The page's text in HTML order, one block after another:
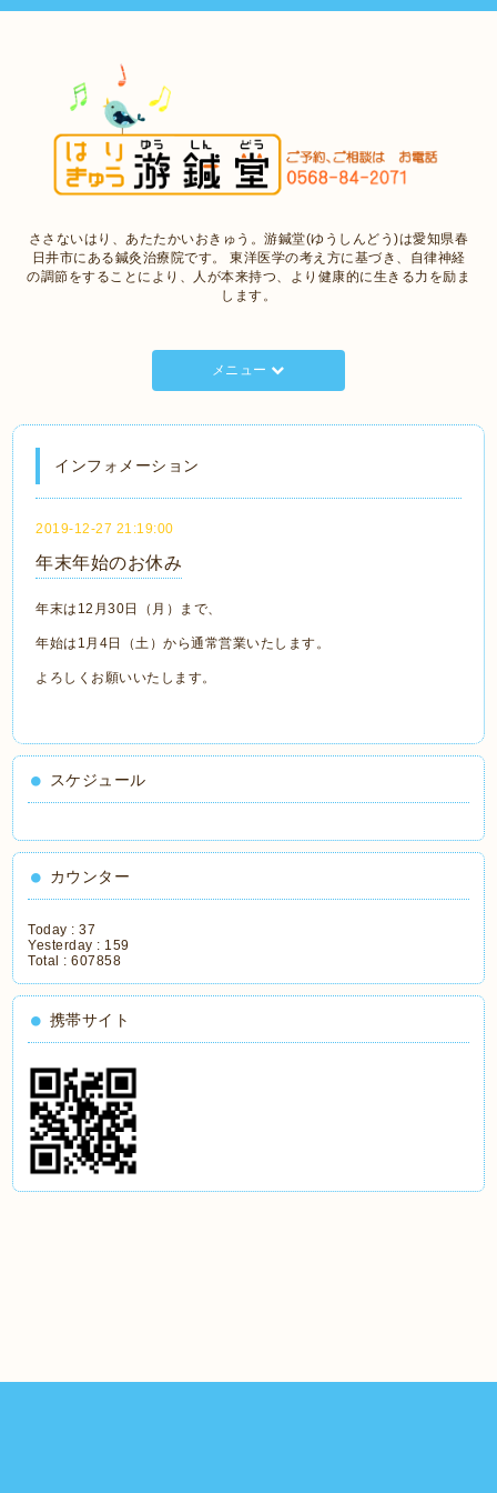
ささないはり、あたたかいおきゅう。游鍼堂(ゆうしんどう)は愛知県春
日井市にある鍼灸治療院です。 東洋医学の考え方に基づき、自律神経
の調節をすることにより、人が本来持つ、より健康的に生きる力を励ま
します。
メニュー
インフォメーション
2019-12-27 21:19:00
年末年始のお休み
年末は12月30日（月）まで、
年始は1月4日（土）から通常営業いたします。
よろしくお願いいたします。
スケジュール
カウンター
Today :37
Yesterday : 159
Total :607858
携帯サイト